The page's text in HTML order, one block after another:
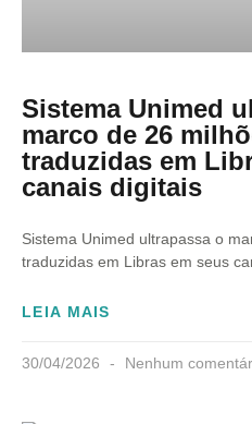
Sistema Unimed
marco de 26
traduzidas em
canais digitais
Sistema Unimed ultrapassa o
traduzidas em Libras em seus
LEIA MAIS
30/04/2026 Nenhum